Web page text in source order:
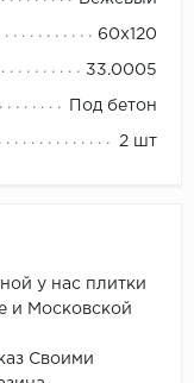
60x120
33.0005
Под бетон
2 шт
у нас плитки
и Московской
Своими